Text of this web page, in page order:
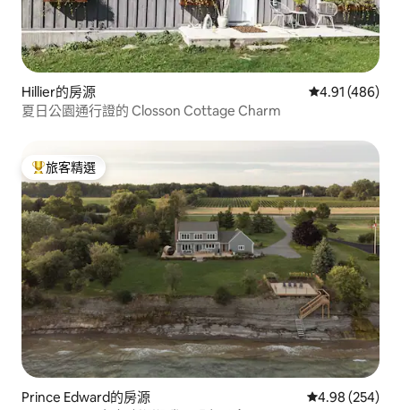
Hillier的房源 從 486 則評價
4.91 (486)
夏日公園通行證的 Closson Cottage Charm
旅客精選榜首
旅客精選
Prince Edward的房源 從 254 則評價
4.98 (254)